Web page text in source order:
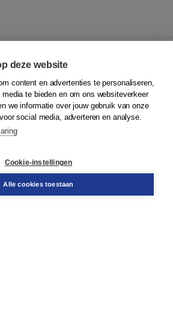
uitgevers
deze website
content en advertenties te personaliseren,
te bieden en om ons websiteverkeer
we informatie over jouw gebruik van onze
social media, adverteren en analyse.
Cookie-instellingen
Alle cookies toestaan